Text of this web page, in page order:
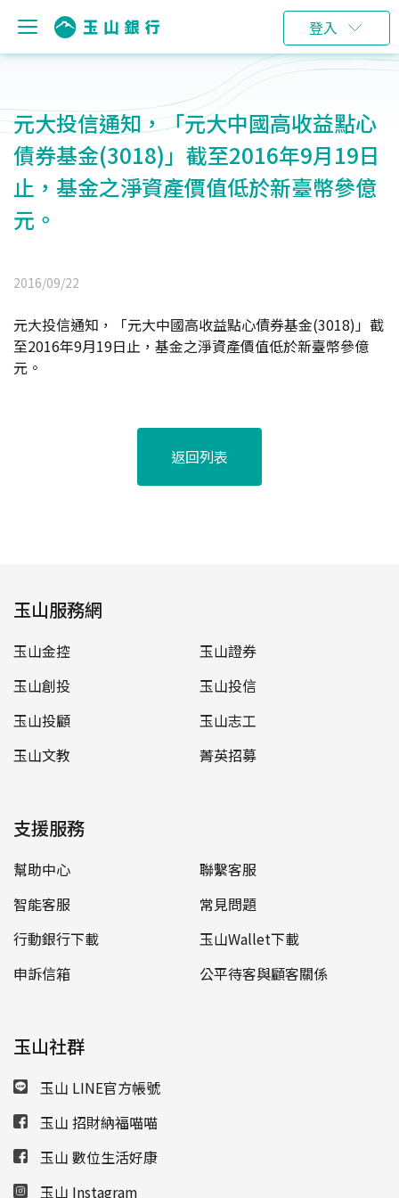
登入
元大投信通知，「元大中國高收益點心
債券基金(3018)」截至2016年9月19日
止，基金之淨資產價值低於新臺幣參億
元。
2016/09/22
元大投信通知，「元大中國高收益點心債券基金(3018)」截
至2016年9月19日止，基金之淨資產價值低於新臺幣參億
元。
返回列表
玉山服務網
玉山金控
玉山證券
玉山創投
玉山投信
玉山投顧
玉山志工
玉山文教
菁英招募
支援服務
幫助中心
聯繫客服
智能客服
常見問題
行動銀行下載
玉山Wallet下載
申訴信箱
公平待客與顧客關係
玉山社群
玉山 LINE官方帳號
玉山 招財納福喵喵
玉山 數位生活好康
玉山 Instagram